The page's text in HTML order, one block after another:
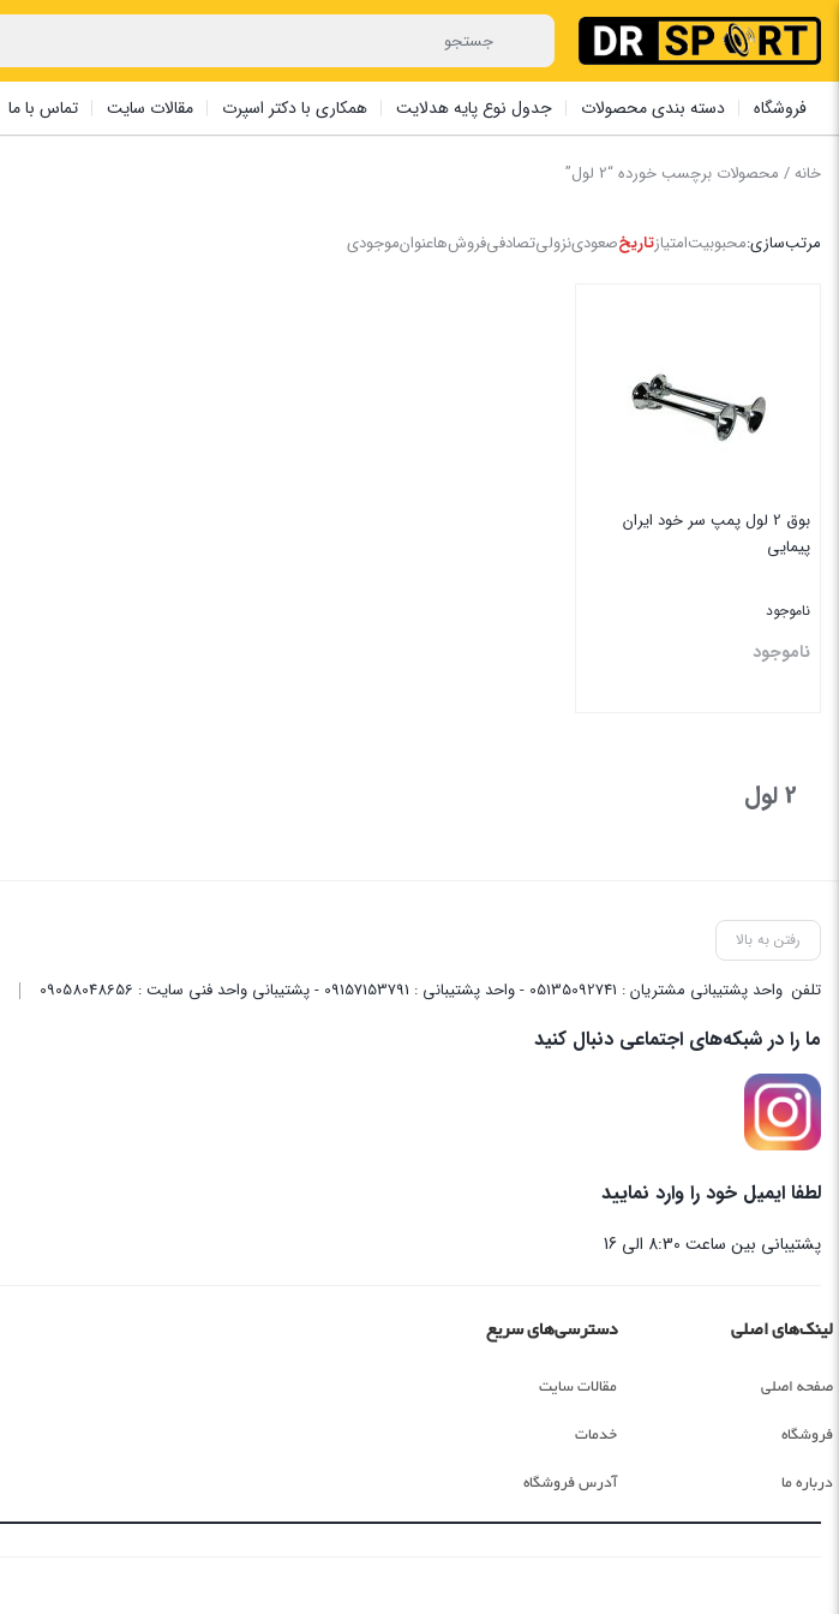
فروشگاه دسته بندی محصولات جدول نوع پایه هدلایت همکاری با دکتر اسپرت مقالات سایت تماس با ما
خانه/ محصولات برچسب خورده “2 لول”
مرتب‌سازی:محبوبیتامتیازتاریخصعودینزولیتصادفیفروش‌هاعنوانموجودی
بوق 2 لول پمپ سر خود ایران
پیمایی
ناموجود
ناموجود
2 لول
رفتن به بالا
تلفن واحد پشتیبانی مشتریان : 05135092741 - واحد پشتیبانی : 09157153791 - پشتیبانی واحد فنی سایت : 09058048656
ما را در شبکه‌های اجتماعی دنبال کنید
لطفا ایمیل خود را وارد نمایید
پشتیبانی بین ساعت 8:30 الی 16
لینک‌های اصلی
صفحه اصلی
فروشگاه
درباره ما
دسترسی‌های سریع
مقالات سایت
خدمات
آدرس فروشگاه